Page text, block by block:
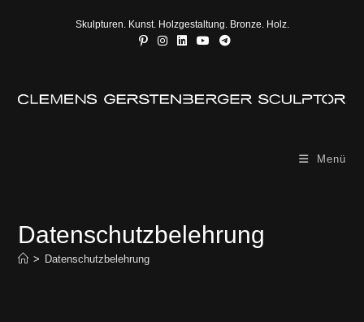
Skulpturen. Kunst. Holzgestaltung. Bronze. Holz.
Menü
Datenschutzbelehrung
> Datenschutzbelehrung